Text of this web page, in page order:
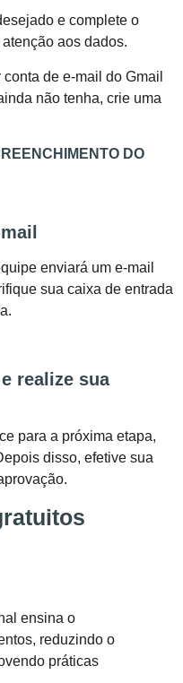
e complete o
aos dados.
de e-mail do Gmail
não tenha, crie uma
DO
enviará um e-mail
sua caixa de entrada
realize sua
para a próxima etapa,
disso, efetive sua
ensina o
reduzindo o
práticas